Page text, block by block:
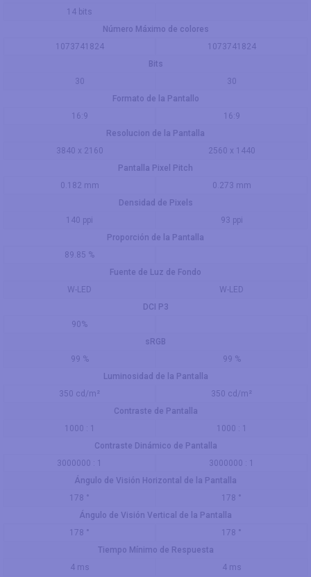
14 bits
Número Máximo de colores
1073741824
1073741824
Bits
30
30
Formato de la Pantallo
16:9
16:9
Resolucion de la Pantalla
3840 x 2160
2560 x 1440
Pantalla Pixel Pitch
0.182 mm
0.273 mm
Densidad de Pixels
140 ppi
93 ppi
Proporción de la Pantalla
89.85 %
Fuente de Luz de Fondo
W-LED
W-LED
DCI P3
90%
sRGB
99 %
99 %
Luminosidad de la Pantalla
350 cd/m²
350 cd/m²
Contraste de Pantalla
1000 : 1
1000 : 1
Contraste Dinámico de Pantalla
3000000 : 1
3000000 : 1
Ángulo de Visión Horizontal de la Pantalla
178 °
178 °
Ángulo de Visión Vertical de la Pantalla
178 °
178 °
Tiempo Mínimo de Respuesta
4 ms
4 ms